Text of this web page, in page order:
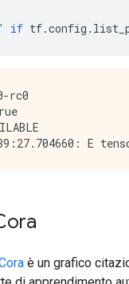
if tf.config .
rc0
è un grafico